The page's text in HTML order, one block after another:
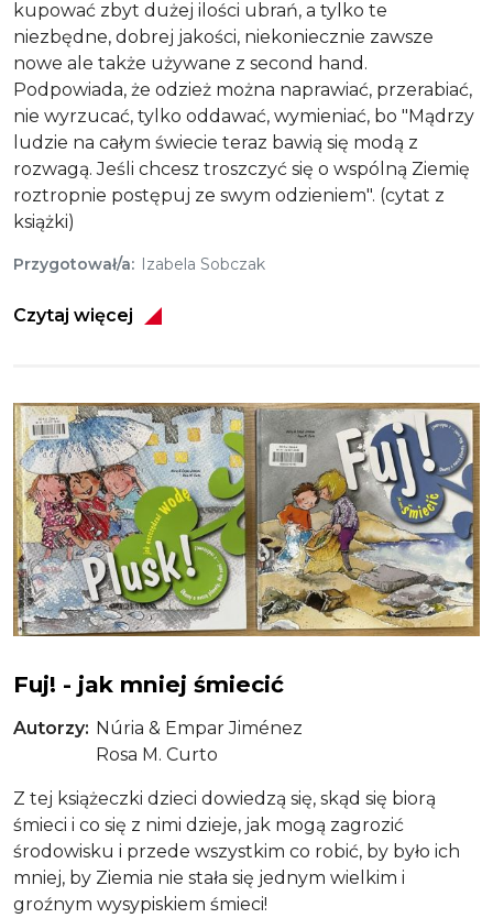
kupować zbyt dużej ilości ubrań, a tylko te
niezbędne, dobrej jakości, niekoniecznie zawsze
nowe ale także używane z second hand.
Podpowiada, że odzież można naprawiać, przerabiać,
nie wyrzucać, tylko oddawać, wymieniać, bo "Mądrzy
ludzie na całym świecie teraz bawią się modą z
rozwagą. Jeśli chcesz troszczyć się o wspólną Ziemię
roztropnie postępuj ze swym odzieniem". (cytat z
książki)
Przygotował/a Izabela Sobczak
Czytaj więcej
Obraz
Fuj! - jak mniej śmiecić
Autorzy
Núria & Empar Jiménez
Rosa M. Curto
Z tej książeczki dzieci dowiedzą się, skąd się biorą
śmieci i co się z nimi dzieje, jak mogą zagrozić
środowisku i przede wszystkim co robić, by było ich
mniej, by Ziemia nie stała się jednym wielkim i
groźnym wysypiskiem śmieci!